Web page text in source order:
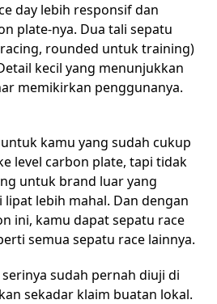
day lebih responsif dan
plate-nya. Dua tali sepatu
rounded untuk training)
kecil yang menunjukkan
memikirkan penggunanya.
kamu yang sudah cukup
level carbon plate, tapi tidak
untuk brand luar yang
lipat lebih mahal. Dan dengan
ini, kamu dapat sepatu race
semua sepatu race lainnya.
sudah pernah diuji di
sekadar klaim buatan lokal.